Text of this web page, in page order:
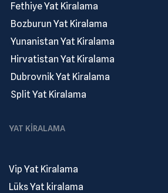
Fethiye Yat Kiralama
Bozburun Yat Kiralama
Yunanistan Yat Kiralama
Hirvatistan Yat Kiralama
Dubrovnik Yat Kiralama
Split Yat Kiralama
YAT KIRALAMA
Vip Yat Kiralama
Lüks Yat kiralama